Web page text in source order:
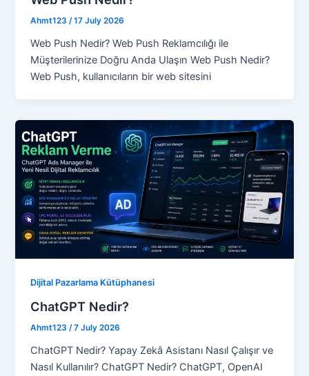
Ahmt123 /17 July 2026
Web Push Nedir? Web Push Reklamcılığı ile
Müşterilerinize Doğru Anda Ulaşın Web Push Nedir?
Web Push, kullanıcıların bir web sitesini
Dijital Pazarlama Kütüphanesi
ChatGPT Nedir?
Ahmt123 /7 July 2026
ChatGPT Nedir? Yapay Zekâ Asistanı Nasıl Çalışır ve
Nasıl Kullanılır? ChatGPT Nedir? ChatGPT, OpenAI